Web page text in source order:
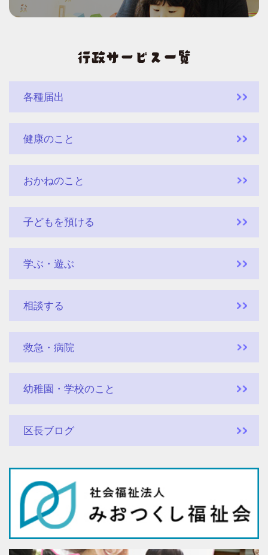
各種届出
健康のこと
おかねのこと
子どもを預ける
学ぶ・遊ぶ
相談する
救急・病院
幼稚園・学校のこと
区長ブログ